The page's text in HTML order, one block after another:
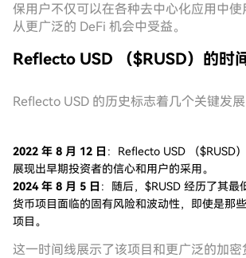
保用户不仅可以在各种去中心化应用中使
从更广泛的 DeFi 机会中受益。
Reflecto USD （$RUSD）的时
Reflecto USD 的历史标志着几个关键发展
2022 年 8 月 12 日 ：Reflecto USD （$RUSD
展现出早期投资者的信心和用户的采用。
2024 年 8 月 5 日 ：随后，$RUSD 经历了其最
货币项目面临的固有风险和波动性，即使是那
项目。
这一时间线展示了该项目和更广泛的加